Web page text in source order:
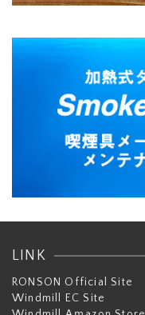
LINK
RONSON Official Site
Windmill EC Site